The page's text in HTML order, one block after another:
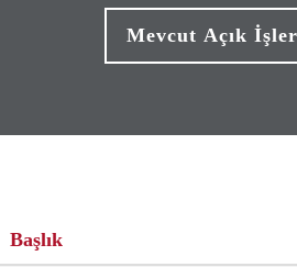
Başlık